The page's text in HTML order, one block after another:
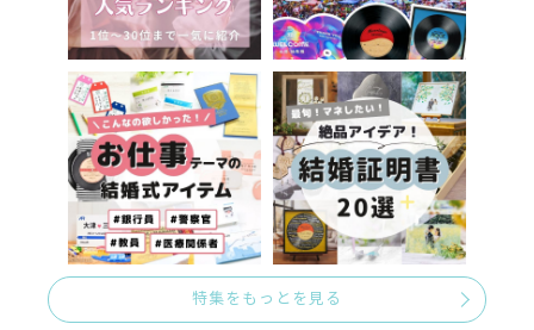
特集をもっとを見る